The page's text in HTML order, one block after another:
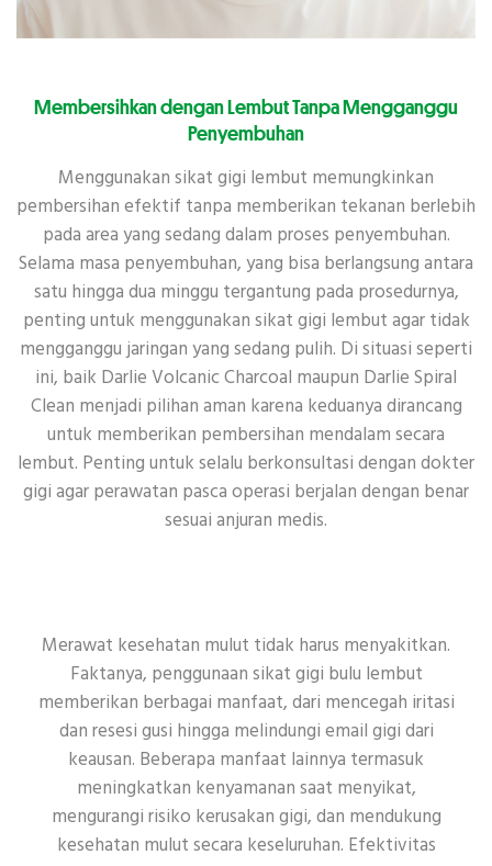
Membersihkan dengan Lembut Tanpa Mengganggu
Penyembuhan
Menggunakan sikat gigi lembut memungkinkan
pembersihan efektif tanpa memberikan tekanan berlebih
pada area yang sedang dalam proses penyembuhan.
Selama masa penyembuhan, yang bisa berlangsung antara
satu hingga dua minggu tergantung pada prosedurnya,
penting untuk menggunakan sikat gigi lembut agar tidak
mengganggu jaringan yang sedang pulih. Di situasi seperti
ini, baik Darlie Volcanic Charcoal maupun Darlie Spiral
Clean menjadi pilihan aman karena keduanya dirancang
untuk memberikan pembersihan mendalam secara
lembut. Penting untuk selalu berkonsultasi dengan dokter
gigi agar perawatan pasca operasi berjalan dengan benar
sesuai anjuran medis.
Merawat kesehatan mulut tidak harus menyakitkan.
Faktanya, penggunaan sikat gigi bulu lembut
memberikan berbagai manfaat, dari mencegah iritasi
dan resesi gusi hingga melindungi email gigi dari
keausan. Beberapa manfaat lainnya termasuk
meningkatkan kenyamanan saat menyikat,
mengurangi risiko kerusakan gigi, dan mendukung
kesehatan mulut secara keseluruhan. Efektivitas